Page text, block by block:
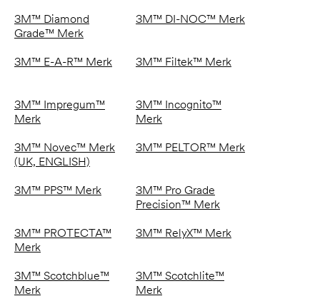
3M™ Diamond
Grade™ Merk
3M™ DI-NOC™ Merk
3M™ E-A-R™ Merk 3M™ Filtek™ Merk
3M™ Impregum™
Merk
3M™ Incognito™
Merk
3M™ Novec™ Merk
(UK, ENGLISH)
3M™ PELTOR™ Merk
3M™ PPS™ Merk
3M™ Pro Grade
Precision™ Merk
3M™ PROTECTA™
Merk
3M™ RelyX™ Merk
3M™ Scotchblue™
Merk
3M™ Scotchlite™
Merk